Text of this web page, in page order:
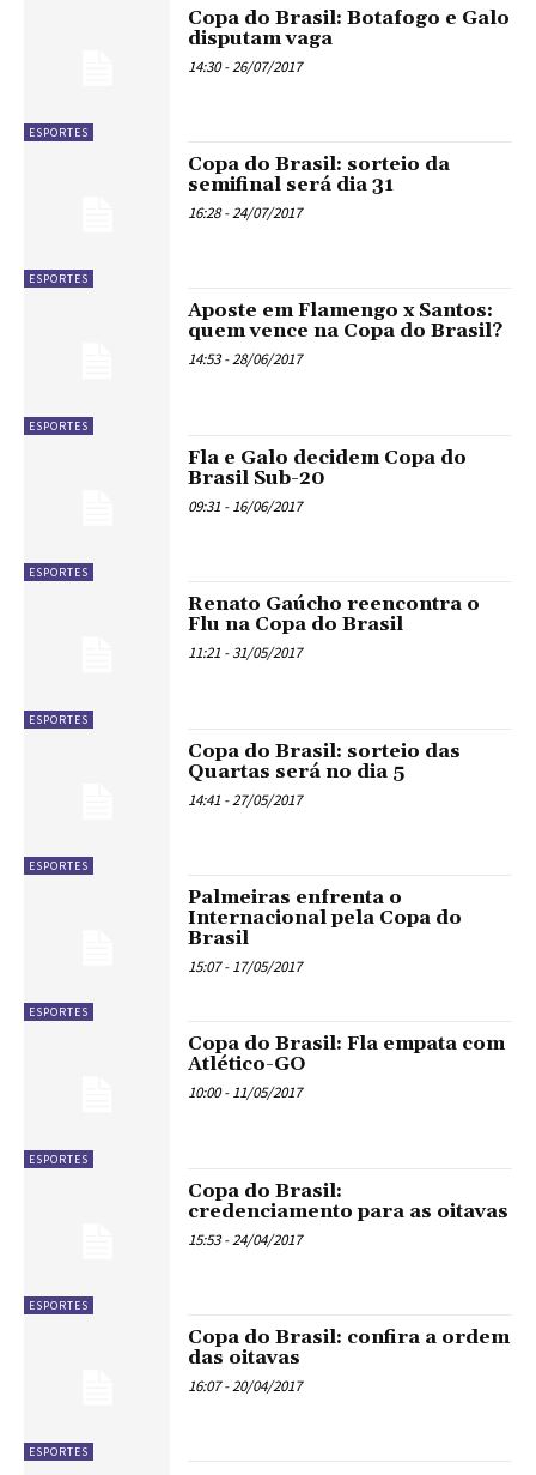
ESPORTES
Copa do Brasil: Botafogo e Galo
disputam vaga
14:30 - 26/07/2017
ESPORTES
Copa do Brasil: sorteio da
semifinal será dia 31
16:28 - 24/07/2017
ESPORTES
Aposte em Flamengo x Santos:
quem vence na Copa do Brasil?
14:53 - 28/06/2017
ESPORTES
Fla e Galo decidem Copa do
Brasil Sub-20
09:31 - 16/06/2017
ESPORTES
Renato Gaúcho reencontra o
Flu na Copa do Brasil
11:21 - 31/05/2017
ESPORTES
Copa do Brasil: sorteio das
Quartas será no dia 5
14:41 - 27/05/2017
ESPORTES
Palmeiras enfrenta o
Internacional pela Copa do
Brasil
15:07 - 17/05/2017
ESPORTES
Copa do Brasil: Fla empata com
Atlético-GO
10:00 - 11/05/2017
ESPORTES
Copa do Brasil:
credenciamento para as oitavas
15:53 - 24/04/2017
ESPORTES
Copa do Brasil: confira a ordem
das oitavas
16:07 - 20/04/2017